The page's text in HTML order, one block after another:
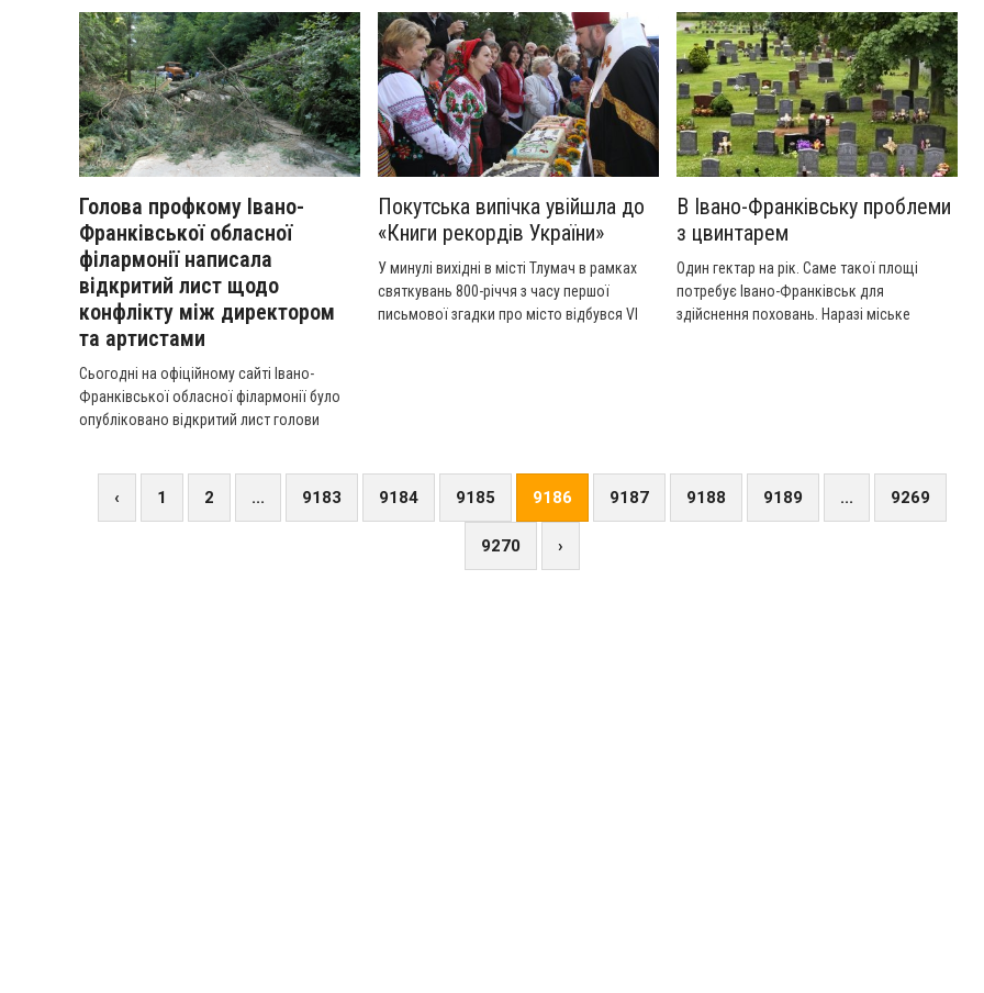
домогосподарствах, допоки не приїхала
перевірка з Києва - комісія з прав людини.
Детальніше у сюжеті "Zik".
Голова профкому Івано-
Франківської обласної
філармонії написала
відкритий лист щодо
конфлікту між директором
та артистами
Сьогодні на офіційному сайті Івано-
Франківської обласної філармонії було
опубліковано відкритий лист голови
директором філармонії та групою артистів
Покутська випічка увійшла до
«Книги рекордів України»
У минулі вихідні в місті Тлумач в рамках
святкувань 800-річчя з часу першої
письмової згадки про місто відбувся VI
В Івано-Франківську проблеми
з цвинтарем
Один гектар на рік. Саме такої площі
потребує Івано-Франківськ для
здійснення поховань. Наразі міське
‹ 1 2 ... 9183 9184 9185 9186 9187 9188 9189 ... 9269
9270 ›